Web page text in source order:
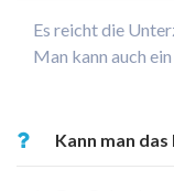
Newspoint zu
Es reicht die
Man kann auch
Kann man